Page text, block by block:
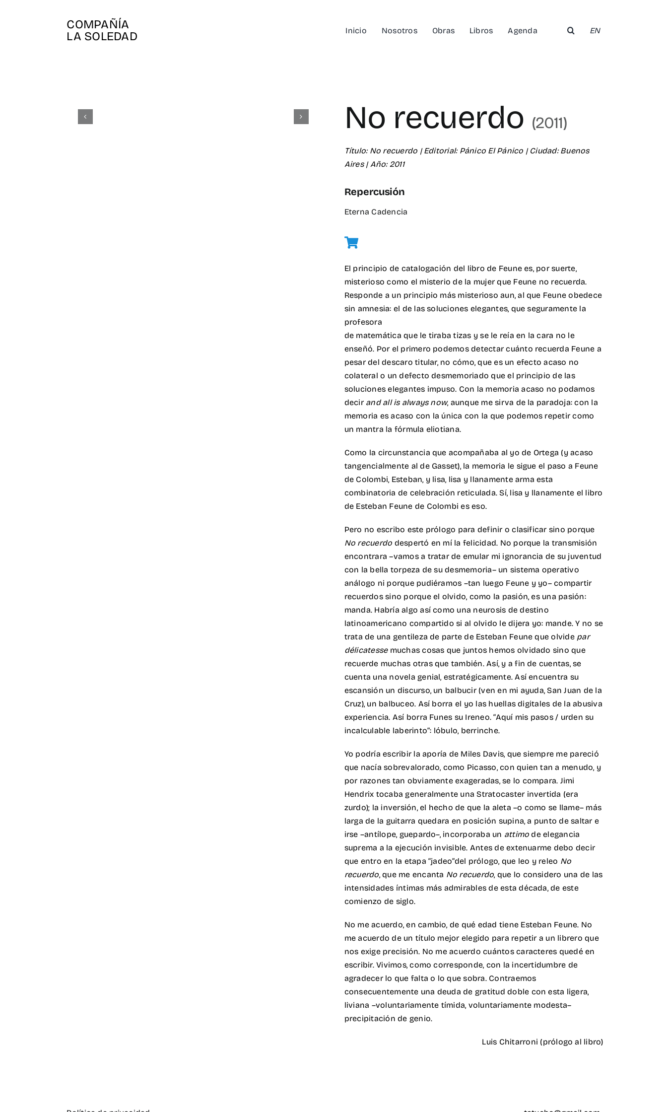
COMPAÑÍA
LA SOLEDAD
Inicio Nosotros Obras Libros Agenda EN
No recuerdo (2011)
Título: No recuerdo | Editorial: Pánico El Pánico | Ciudad: Buenos
Aires | Año: 2011
Repercusión
Eterna Cadencia
El principio de catalogación del libro de Feune es, por suerte,
misterioso como el misterio de la mujer que Feune no recuerda.
Responde a un principio más misterioso aun, al que Feune obedece
sin amnesia: el de las soluciones elegantes, que seguramente la
profesora
de matemática que le tiraba tizas y se le reía en la cara no le
enseñó. Por el primero podemos detectar cuánto recuerda Feune a
pesar del descaro titular, no cómo, que es un efecto acaso no
colateral o un defecto desmemoriado que el principio de las
soluciones elegantes impuso. Con la memoria acaso no podamos
decir and all is always now, aunque me sirva de la paradoja: con la
memoria es acaso con la única con la que podemos repetir como
un mantra la fórmula eliotiana.
Como la circunstancia que acompañaba al yo de Ortega (y acaso
tangencialmente al de Gasset), la memoria le sigue el paso a Feune
de Colombi, Esteban, y lisa, lisa y llanamente arma esta
combinatoria de celebración reticulada. Sí, lisa y llanamente el libro
de Esteban Feune de Colombi es eso.
Pero no escribo este prólogo para definir o clasificar sino porque
No recuerdo despertó en mí la felicidad. No porque la transmisión
encontrara –vamos a tratar de emular mi ignorancia de su juventud
con la bella torpeza de su desmemoria– un sistema operativo
análogo ni porque pudiéramos –tan luego Feune y yo– compartir
recuerdos sino porque el olvido, como la pasión, es una pasión:
manda. Habría algo así como una neurosis de destino
latinoamericano compartido si al olvido le dijera yo: mande. Y no se
trata de una gentileza de parte de Esteban Feune que olvide par
délicatessemuchas cosas que juntos hemos olvidado sino que
recuerde muchas otras que también. Así, y a fin de cuentas, se
cuenta una novela genial, estratégicamente. Así encuentra su
escansión un discurso, un balbucir (ven en mi ayuda, San Juan de la
Cruz), un balbuceo. Así borra el yo las huellas digitales de la abusiva
experiencia. Así borra Funes su Ireneo. “Aquí mis pasos / urden su
incalculable laberinto”: lóbulo, berrinche.
Yo podría escribir la aporía de Miles Davis, que siempre me pareció
que nacía sobrevalorado, como Picasso, con quien tan a menudo, y
por razones tan obviamente exageradas, se lo compara. Jimi
Hendrix tocaba generalmente una Stratocaster invertida (era
zurdo); la inversión, el hecho de que la aleta –o como se llame– más
larga de la guitarra quedara en posición supina, a punto de saltar e
irse –antílope, guepardo–, incorporaba un attimo de elegancia
suprema a la ejecución invisible. Antes de extenuarme debo decir
que entro en la etapa “jadeo”del prólogo, que leo y releo No
recuerdo, que me encanta No recuerdo, que lo considero una de las
intensidades íntimas más admirables de esta década, de este
comienzo de siglo.
No me acuerdo, en cambio, de qué edad tiene Esteban Feune. No
me acuerdo de un título mejor elegido para repetir a un librero que
nos exige precisión. No me acuerdo cuántos caracteres quedé en
escribir. Vivimos, como corresponde, con la incertidumbre de
agradecer lo que falta o lo que sobra. Contraemos
consecuentemente una deuda de gratitud doble con esta ligera,
liviana –voluntariamente tímida, voluntariamente modesta–
precipitación de genio.
Luis Chitarroni (prólogo al libro)